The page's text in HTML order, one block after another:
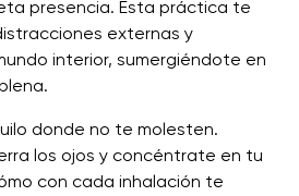
presencia. Esta práctica te
externas y
interior, sumergiéndote en
donde no te molesten.
los ojos y concéntrate en tu
con cada inhalación te